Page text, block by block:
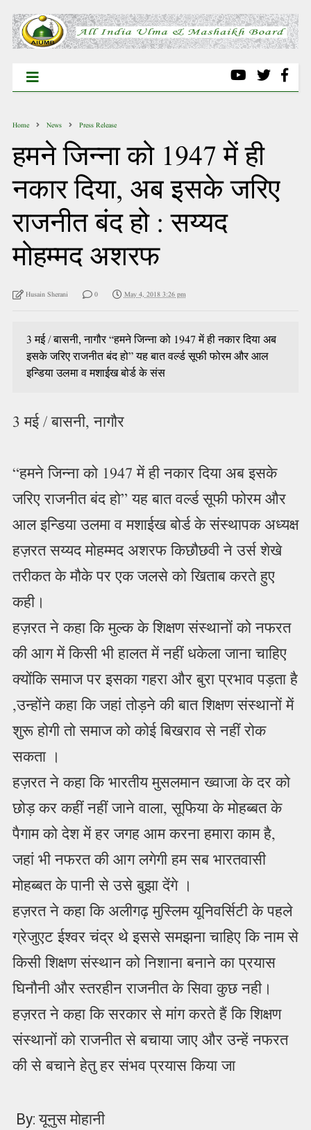
Home News Press Release
हमने जिन्ना को 1947 में ही
नकार दिया, अब इसके जरिए
राजनीत बंद हो : सय्यद
मोहम्मद अशरफ
Husain Sherani 0 May 4, 2018 3:26 pm
3 मई / बासनी, नागौर “हमने जिन्ना को 1947 में ही नकार दिया अब
इसके जरिए राजनीत बंद हो” यह बात वर्ल्ड सूफी फोरम और आल
इन्डिया उलमा व मशाईख बोर्ड के संस
3 मई / बासनी, नागौर
“हमने जिन्ना को 1947 में ही नकार दिया अब इसके
जरिए राजनीत बंद हो” यह बात वर्ल्ड सूफी फोरम और
आल इन्डिया उलमा व मशाईख बोर्ड के संस्थापक अध्यक्ष
हज़रत सय्यद मोहम्मद अशरफ किछौछवी ने उर्स शेखे
तरीकत के मौके पर एक जलसे को खिताब करते हुए
कही।
हज़रत ने कहा कि मुल्क के शिक्षण संस्थानों को नफरत
की आग में किसी भी हालत में नहीं धकेला जाना चाहिए
क्योंकि समाज पर इसका गहरा और बुरा प्रभाव पड़ता है
,उन्होंने कहा कि जहां तोड़ने की बात शिक्षण संस्थानों में
शुरू होगी तो समाज को कोई बिखराव से नहीं रोक
सकता ।
हज़रत ने कहा कि भारतीय मुसलमान ख्वाजा के दर को
छोड़ कर कहीं नहीं जाने वाला, सूफिया के मोहब्बत के
पैगाम को देश में हर जगह आम करना हमारा काम है,
जहां भी नफरत की आग लगेगी हम सब भारतवासी
मोहब्बत के पानी से उसे बुझा देंगे ।
हज़रत ने कहा कि अलीगढ़ मुस्लिम यूनिवर्सिटी के पहले
ग्रेजुएट ईश्वर चंद्र थे इससे समझना चाहिए कि नाम से
किसी शिक्षण संस्थान को निशाना बनाने का प्रयास
घिनौनी और स्तरहीन राजनीत के सिवा कुछ नही।
हज़रत ने कहा कि सरकार से मांग करते हैं कि शिक्षण
संस्थानों को राजनीत से बचाया जाए और उन्हें नफरत
की से बचाने हेतु हर संभव प्रयास किया जा
By: यूनुस मोहानी